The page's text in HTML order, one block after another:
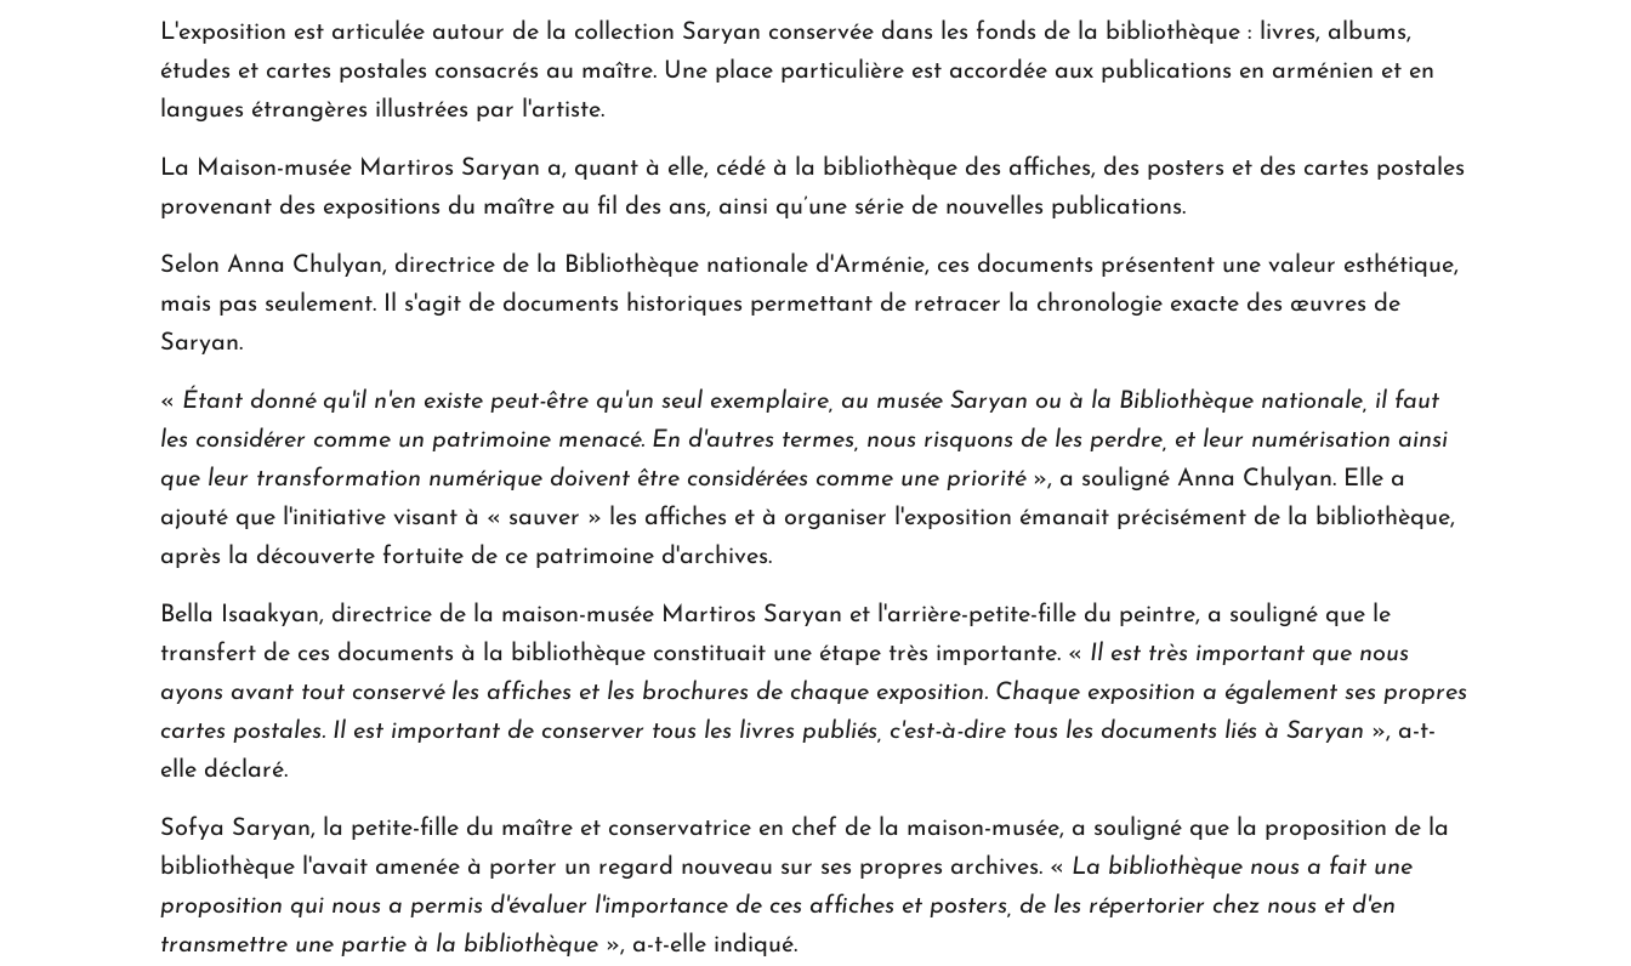
L'exposition est articulée autour de la collection Saryan conservée dans les fonds de la bibliothèque : livres, albums,
études et cartes postales consacrés au maître. Une place particulière est accordée aux publications en arménien et en
langues étrangères illustrées par l'artiste.
La Maison-musée Martiros Saryan a, quant à elle, cédé à la bibliothèque des affiches, des posters et des cartes postales
provenant des expositions du maître au fil des ans, ainsi qu’une série de nouvelles publications.
Selon Anna Chulyan, directrice de la Bibliothèque nationale d'Arménie, ces documents présentent une valeur esthétique,
mais pas seulement. Il s'agit de documents historiques permettant de retracer la chronologie exacte des œuvres de
Saryan.
« Étant donné qu'il n'en existe peut-être qu'un seul exemplaire, au musée Saryan ou à la Bibliothèque nationale, il faut
les considérer comme un patrimoine menacé. En d'autres termes, nous risquons de les perdre, et leur numérisation ainsi
que leur transformation numérique doivent être considérées comme une priorité », a souligné Anna Chulyan. Elle a
ajouté que l'initiative visant à « sauver » les affiches et à organiser l'exposition émanait précisément de la bibliothèque,
après la découverte fortuite de ce patrimoine d'archives.
Bella Isaakyan, directrice de la maison-musée Martiros Saryan et l'arrière-petite-fille du peintre, a souligné que le
transfert de ces documents à la bibliothèque constituait une étape très importante. « Il est très important que nous
ayons avant tout conservé les affiches et les brochures de chaque exposition. Chaque exposition a également ses propres
cartes postales. Il est important de conserver tous les livres publiés, c'est-à-dire tous les documents liés à Saryan », a-t-
elle déclaré.
Sofya Saryan, la petite-fille du maître et conservatrice en chef de la maison-musée, a souligné que la proposition de la
bibliothèque l'avait amenée à porter un regard nouveau sur ses propres archives. « La bibliothèque nous a fait une
proposition qui nous a permis d'évaluer l'importance de ces affiches et posters, de les répertorier chez nous et d'en
transmettre une partie à la bibliothèque », a-t-elle indiqué.